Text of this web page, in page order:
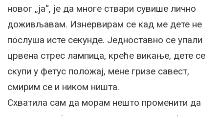
новог „ја“, је да многе ствари сувише лично
доживљавам. Изнервирам се кад ме дете не
послуша исте секунде. Једноставно се упали
црвена стрес лампица, креће викање, дете се
скупи у фетус положај, мене гризе савест,
смирим се и ником ништа.
Схватила сам да морам нешто променити да